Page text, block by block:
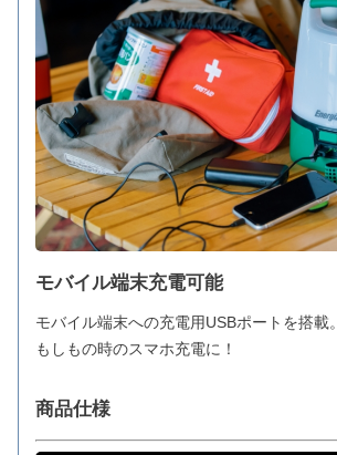
モバイル端末充電可能
モバイル端末への充電用USBポートを搭載。
もしもの時のスマホ充電に！
商品仕様